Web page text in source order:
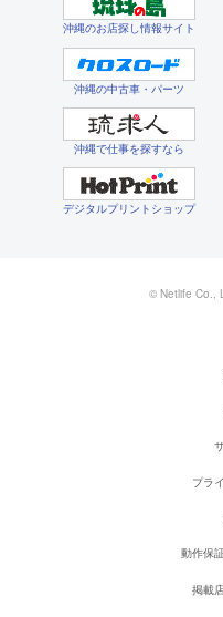
沖縄のお店探し情報サイト
沖縄の中古車・パーツ
沖縄で仕事を探すなら
デジタルプリントショップ
© Netlife Co.,
プラ
動作保
掲載